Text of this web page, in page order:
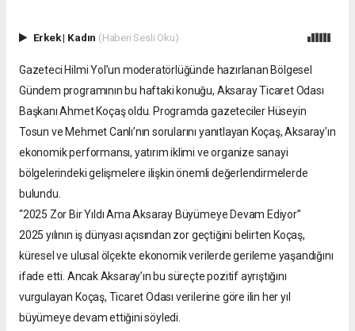
Erkek| Kadın (Haberi Sesli Oku)
Gazeteci Hilmi Yol’un moderatörlüğünde hazırlanan Bölgesel
Gündem programının bu haftaki konuğu, Aksaray Ticaret Odası
Başkanı Ahmet Koçaş oldu. Programda gazeteciler Hüseyin
Tosun ve Mehmet Canlı’nın sorularını yanıtlayan Koçaş, Aksaray’ın
ekonomik performansı, yatırım iklimi ve organize sanayi
bölgelerindeki gelişmelere ilişkin önemli değerlendirmelerde
bulundu.
“2025 Zor Bir Yıldı Ama Aksaray Büyümeye Devam Ediyor”
2025 yılının iş dünyası açısından zor geçtiğini belirten Koçaş,
küresel ve ulusal ölçekte ekonomik verilerde gerileme yaşandığını
ifade etti. Ancak Aksaray’ın bu süreçte pozitif ayrıştığını
vurgulayan Koçaş, Ticaret Odası verilerine göre ilin her yıl
büyümeye devam ettiğini söyledi.